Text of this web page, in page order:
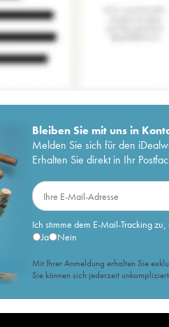
Bleiben Sie mit uns in
Melden Sie sich für den
Erhalten Sie direkt in Ihr
Ich stimme dem E-Mail-Tracking
Ja
Nein
Mit Ihrer Anmeldung erhalten Sie
Sie können sich jederzeit